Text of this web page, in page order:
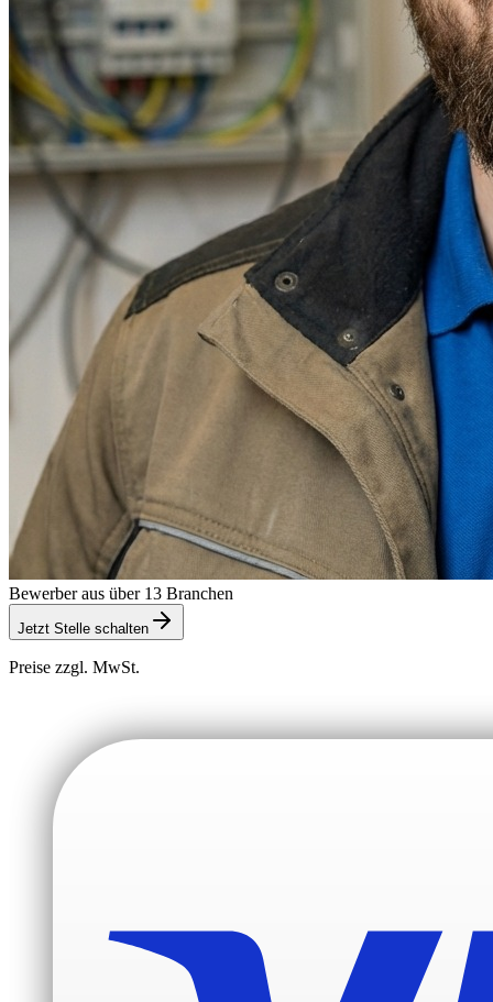
Bewerber aus über 13 Branchen
Jetzt Stelle schalten
Preise zzgl. MwSt.